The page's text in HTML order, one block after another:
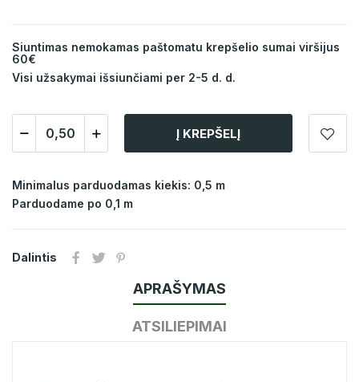
Siuntimas nemokamas paštomatu krepšelio sumai viršijus
60€
Visi užsakymai išsiunčiami per 2-5 d. d.
Į KREPŠELĮ
Minimalus parduodamas kiekis: 0,5 m
Parduodame po 0,1 m
Dalintis
APRAŠYMAS
ATSILIEPIMAI